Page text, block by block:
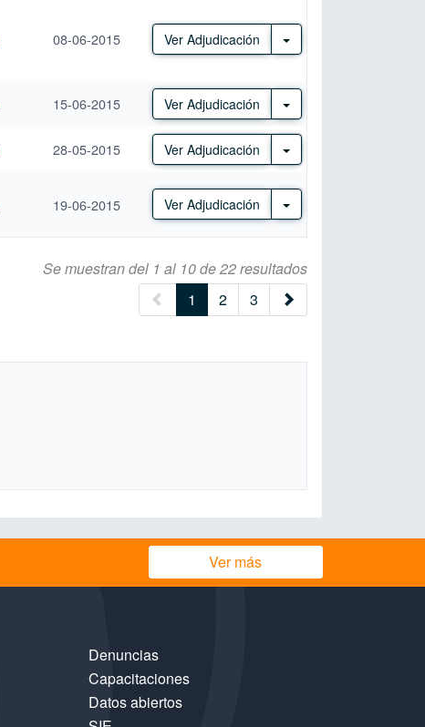
08-06-2015 Ver Adjudicación Otras Acciones
15-06-2015 Ver Adjudicación Otras Acciones
28-05-2015 Ver Adjudicación Otras Acciones
19-06-2015 Ver Adjudicación Otras Acciones
Se muestran del 1 al 10 de 22 resultados
1 (current)
2 3
Ver más
Denuncias
Capacitaciones
Datos abiertos